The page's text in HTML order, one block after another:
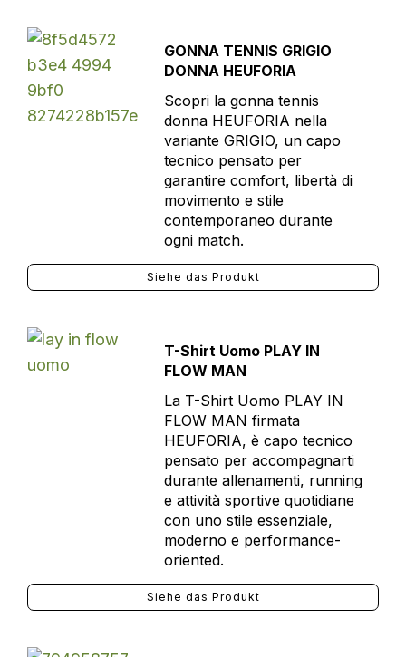
GONNA TENNIS GRIGIO
DONNA HEUFORIA
Scopri la gonna tennis
donna HEUFORIA nella
variante GRIGIO, un capo
tecnico pensato per
garantire comfort, libertà di
movimento e stile
contemporaneo durante
ogni match.
Siehe das Produkt
T-Shirt Uomo PLAY IN
FLOW MAN
La T-Shirt Uomo PLAY IN
FLOW MAN firmata
HEUFORIA, è capo tecnico
pensato per accompagnarti
durante allenamenti, running
e attività sportive quotidiane
con uno stile essenziale,
moderno e performance-
oriented.
Siehe das Produkt